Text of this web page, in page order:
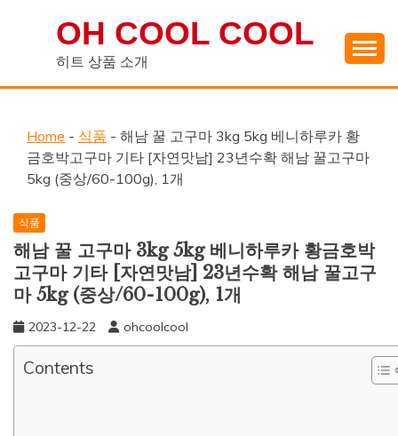
OH COOL COOL
히트 상품 소개
Home - 식품 - 해남 꿀 고구마 3kg 5kg 베니하루카 황
금호박고구마 기타 [자연맛남] 23년수확 해남 꿀고구마
5kg (중상/60-100g), 1개
식품
해남 꿀 고구마 3kg 5kg 베니하루카 황금호박
고구마 기타 [자연맛남] 23년수확 해남 꿀고구
마 5kg (중상/60-100g), 1개
2023-12-22 ohcoolcool
Contents